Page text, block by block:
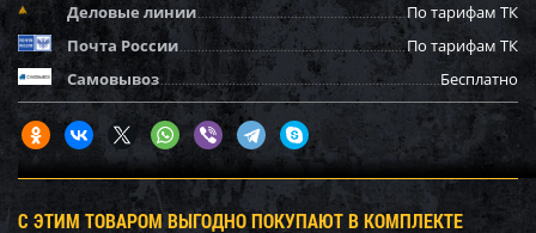
Деловые линии
По тарифам ТК
Почта России
По тарифам ТК
Самовывоз
Бесплатно
С ЭТИМ ТОВАРОМ ВЫГОДНО ПОКУПАЮТ В КОМПЛЕКТЕ